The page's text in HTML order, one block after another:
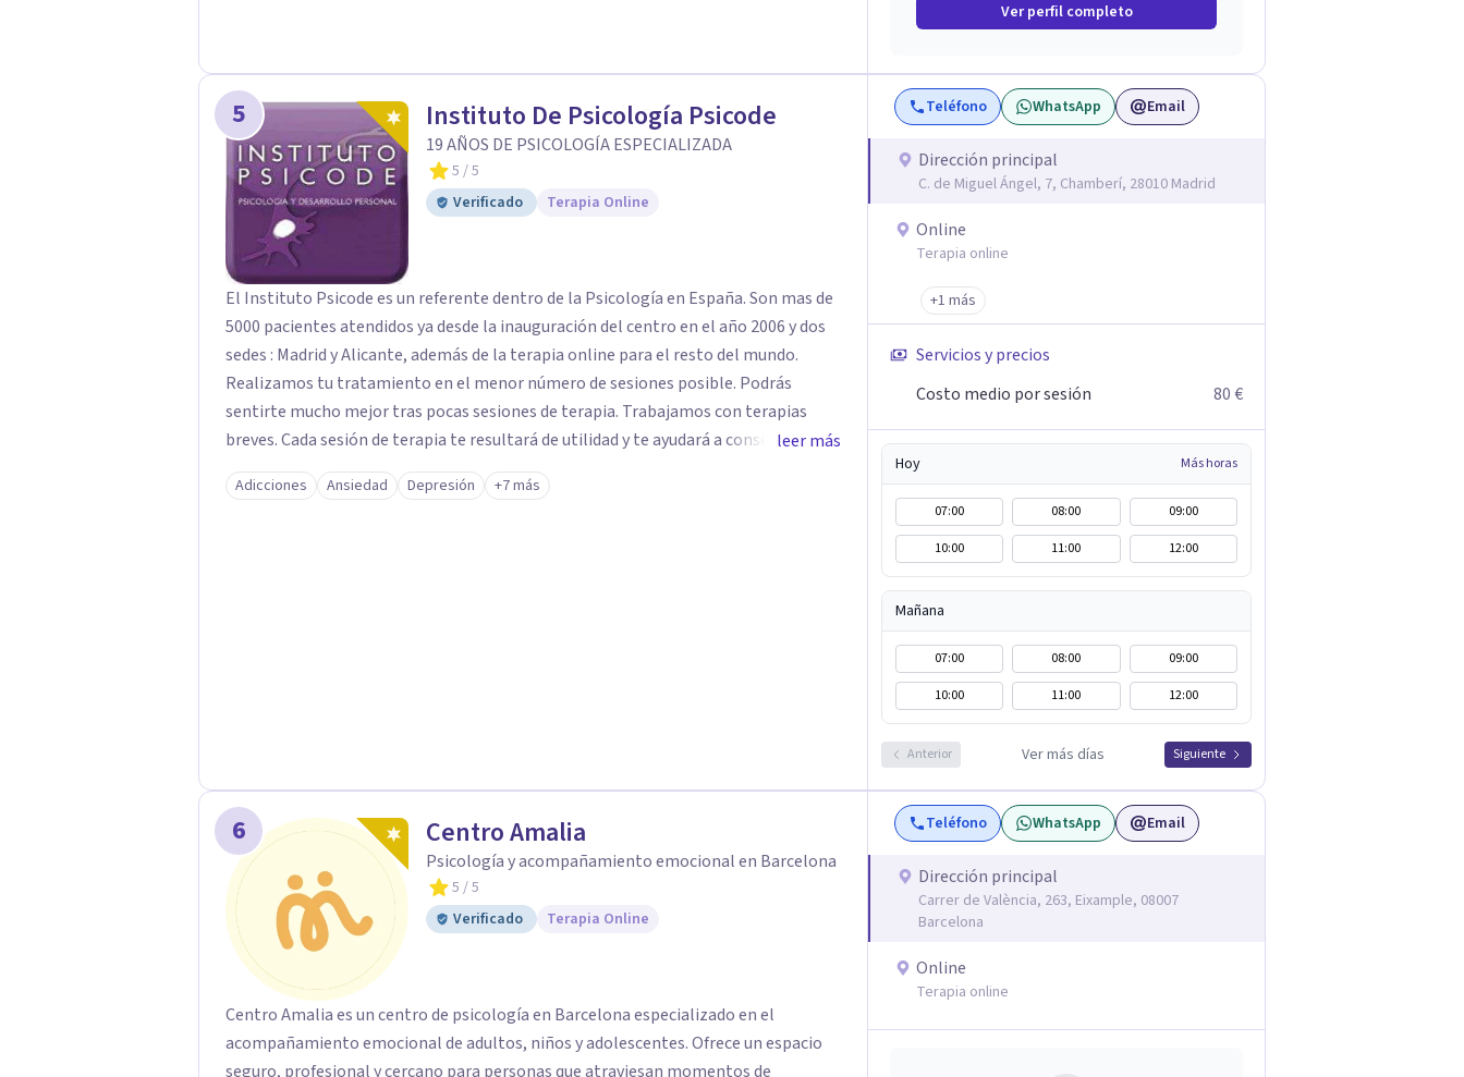
Ver perfil completo
5 Instituto De Psicología Psicode
19 AÑOS DE PSICOLOGÍA ESPECIALIZADA
5 / 5
Verificado
Terapia Online
El Instituto Psicode es un referente dentro de la Psicología en España. Son mas de
5000 pacientes atendidos ya desde la inauguración del centro en el año 2006 y dos
sedes : Madrid y Alicante, además de la terapia online para el resto del mundo.
Realizamos tu tratamiento en el menor número de sesiones posible. Podrás
sentirte mucho mejor tras pocas sesiones de terapia. Trabajamos con terapias
breves. Cada sesión de terapia te resultará de utilidad y te ayudará a conseguir tus
objetivos. Entre nuestras especialidades destaca la terapia de pareja y sexual, así
como el tratamiento de problemas emocionales, obsesiones, ansiedad , estrés,
leer más
Adicciones Ansiedad Depresión +7 más
Teléfono WhatsApp Email
Dirección principal
C. de Miguel Ángel, 7, Chamberí, 28010 Madrid
Online
Terapia online
+1 más
Servicios y precios
Costo medio por sesión
80 €
Hoy Más horas
07:00 08:00
09:00
10:00
11:00 12:00
Mañana
07:00 08:00
09:00
10:00
11:00 12:00
Anterior Ver más días Siguiente
6 Centro Amalia
Psicología y acompañamiento emocional en Barcelona
5 / 5
Verificado
Terapia Online
Centro Amalia es un centro de psicología en Barcelona especializado en el
acompañamiento emocional de adultos, niños y adolescentes. Ofrece un espacio
seguro, profesional y cercano para personas que atraviesan momentos de
Teléfono WhatsApp Email
Dirección principal
Carrer de València, 263, Eixample, 08007
Barcelona
Online
Terapia online